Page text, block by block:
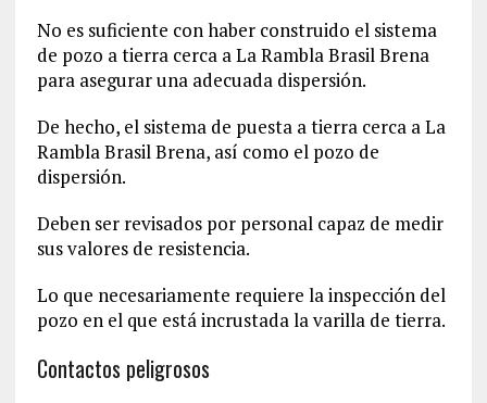
No es suficiente con haber construido el sistema
de pozo a tierra cerca a La Rambla Brasil Brena
para asegurar una adecuada dispersión.
De hecho, el sistema de puesta a tierra cerca a La
Rambla Brasil Brena, así como el pozo de
dispersión.
Deben ser revisados por personal capaz de medir
sus valores de resistencia.
Lo que necesariamente requiere la inspección del
pozo en el que está incrustada la varilla de tierra.
Contactos peligrosos